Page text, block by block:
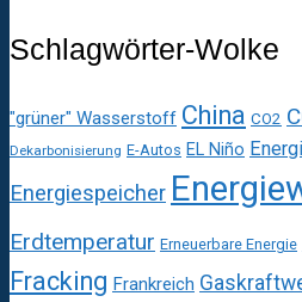
Schlagwörter-Wolke
"grüner" Wasserstoff China CO2
Dekarbonisierung E-Autos EL Niño
Energiespeicher
Erdtemperatur Erneuerbare Energie
Fracking Frankreich